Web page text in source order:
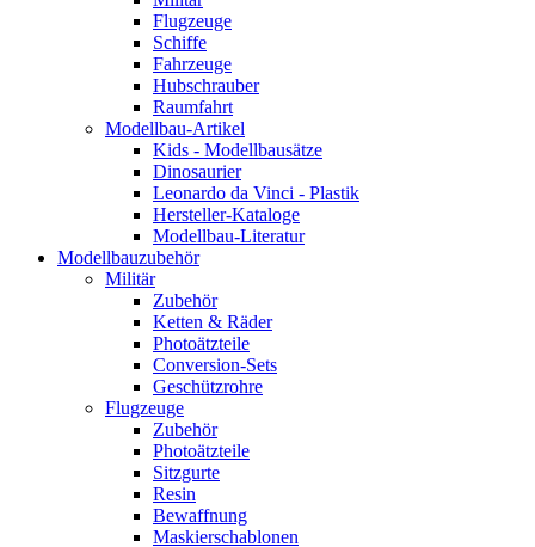
Flugzeuge
Schiffe
Fahrzeuge
Hubschrauber
Raumfahrt
Modellbau-Artikel
Kids - Modellbausätze
Dinosaurier
Leonardo da Vinci - Plastik
Hersteller-Kataloge
Modellbau-Literatur
Modellbauzubehör
Militär
Zubehör
Ketten & Räder
Photoätzteile
Conversion-Sets
Geschützrohre
Flugzeuge
Zubehör
Photoätzteile
Sitzgurte
Resin
Bewaffnung
Maskierschablonen